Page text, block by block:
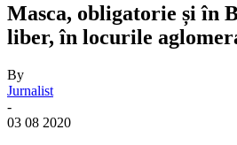
Masca, obligatorie și în
liber, în locurile
By
Jurnalist
-
03 08 2020